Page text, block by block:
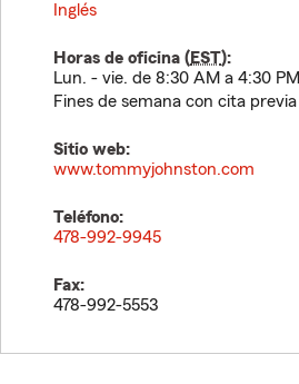
Inglés
Horas de oficina (EST):
Lun. - vie. de 8:30 AM a 4:30 PM
Fines de semana con cita previa
Sitio web:
www.tommyjohnston.com
Teléfono:
478-992-9945
Fax:
478-992-5553